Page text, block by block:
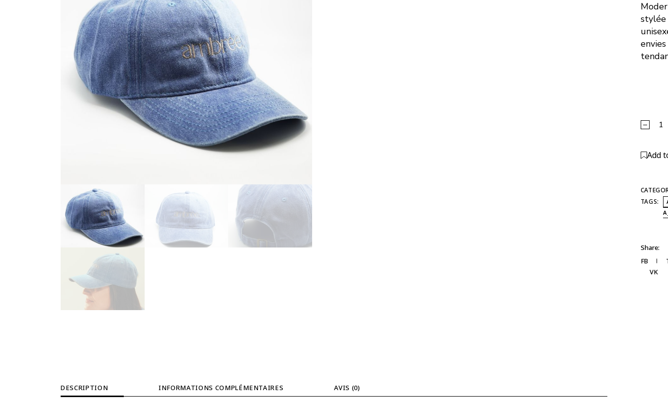
stylée
Add
TAGS:
Share:
FB
VK
DESCRIPTION INFORMATIONS COMPLÉMENTAIRES AVIS (0)